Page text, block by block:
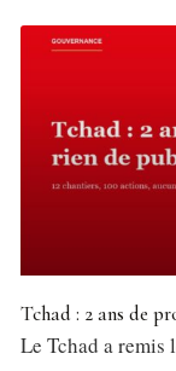
Tchad : 2 ans de
Le Tchad a remis